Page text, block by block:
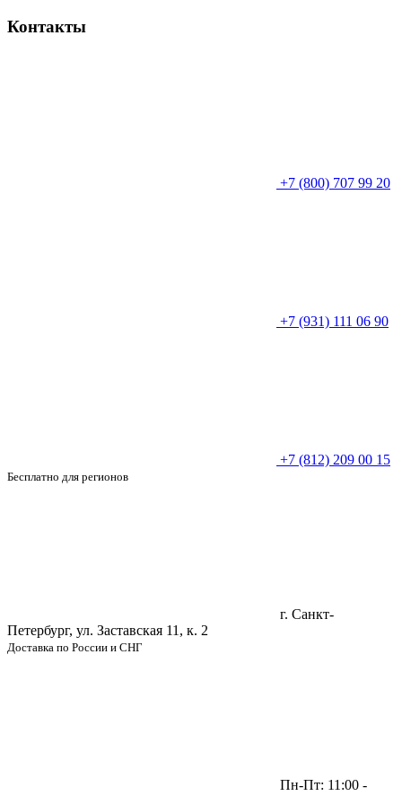
Контакты
+7 (800) 707 99 20
+7 (931) 111 06 90
+7 (812) 209 00 15
Бесплатно для регионов
г. Санкт-
Петербург, ул. Заставская 11, к. 2
Доставка по России и СНГ
Пн-Пт: 11:00 -